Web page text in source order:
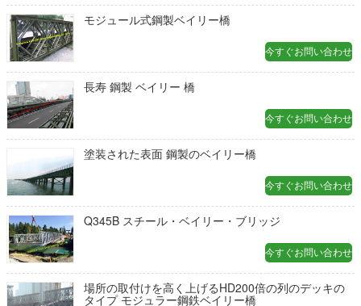
モジュール式鋼製ベイリー橋
今すぐお問い合わせ
長寿 鋼製 ベイリー 橋
今すぐお問い合わせ
塗装された表面 鋼製のベイリー橋
今すぐお問い合わせ
Q345B スチール・ベイリー・ブリッジ
今すぐお問い合わせ
場所の取付けを高く上げるHD200倍の列のデッキの
タイプ モジュラー鋼鉄ベイリー橋